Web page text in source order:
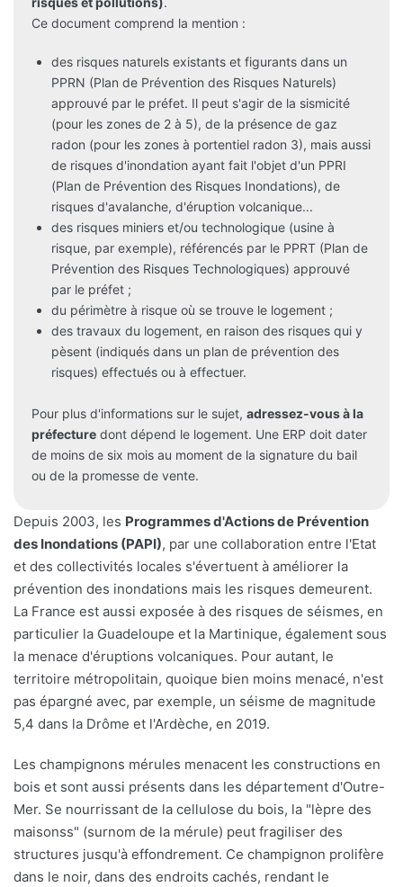
Ce document comprend la mention :
des risques naturels existants et figurants dans un
PPRN (Plan de Prévention des Risques Naturels)
approuvé par le préfet. Il peut s'agir de la sismicité
(pour les zones de 2 à 5), de la présence de gaz
radon (pour les zones à portentiel radon 3), mais aussi
de risques d'inondation ayant fait l'objet d'un PPRI
(Plan de Prévention des Risques Inondations), de
risques d'avalanche, d'éruption volcanique...
des risques miniers et/ou technologique (usine à
risque, par exemple), référencés par le PPRT (Plan de
Prévention des Risques Technologiques) approuvé
par le préfet ;
du périmètre à risque où se trouve le logement ;
des travaux du logement, en raison des risques qui y
pèsent (indiqués dans un plan de prévention des
risques) effectués ou à effectuer.
Pour plus d'informations sur le sujet, adressez-vous à la
préfecture dont dépend le logement. Une ERP doit dater
de moins de six mois au moment de la signature du bail
ou de la promesse de vente.
Depuis 2003, les Programmes d'Actions de Prévention
des Inondations (PAPI), par une collaboration entre l'Etat
et des collectivités locales s'évertuent à améliorer la
prévention des inondations mais les risques demeurent.
La France est aussi exposée à des risques de séismes, en
particulier la Guadeloupe et la Martinique, également sous
la menace d'éruptions volcaniques. Pour autant, le
territoire métropolitain, quoique bien moins menacé, n'est
pas épargné avec, par exemple, un séisme de magnitude
5,4 dans la Drôme et l'Ardèche, en 2019.
Les champignons mérules menacent les constructions en
bois et sont aussi présents dans les département d'Outre-
Mer. Se nourrissant de la cellulose du bois, la "lèpre des
maisonss" (surnom de la mérule) peut fragiliser des
structures jusqu'à effondrement. Ce champignon prolifère
dans le noir, dans des endroits cachés, rendant le